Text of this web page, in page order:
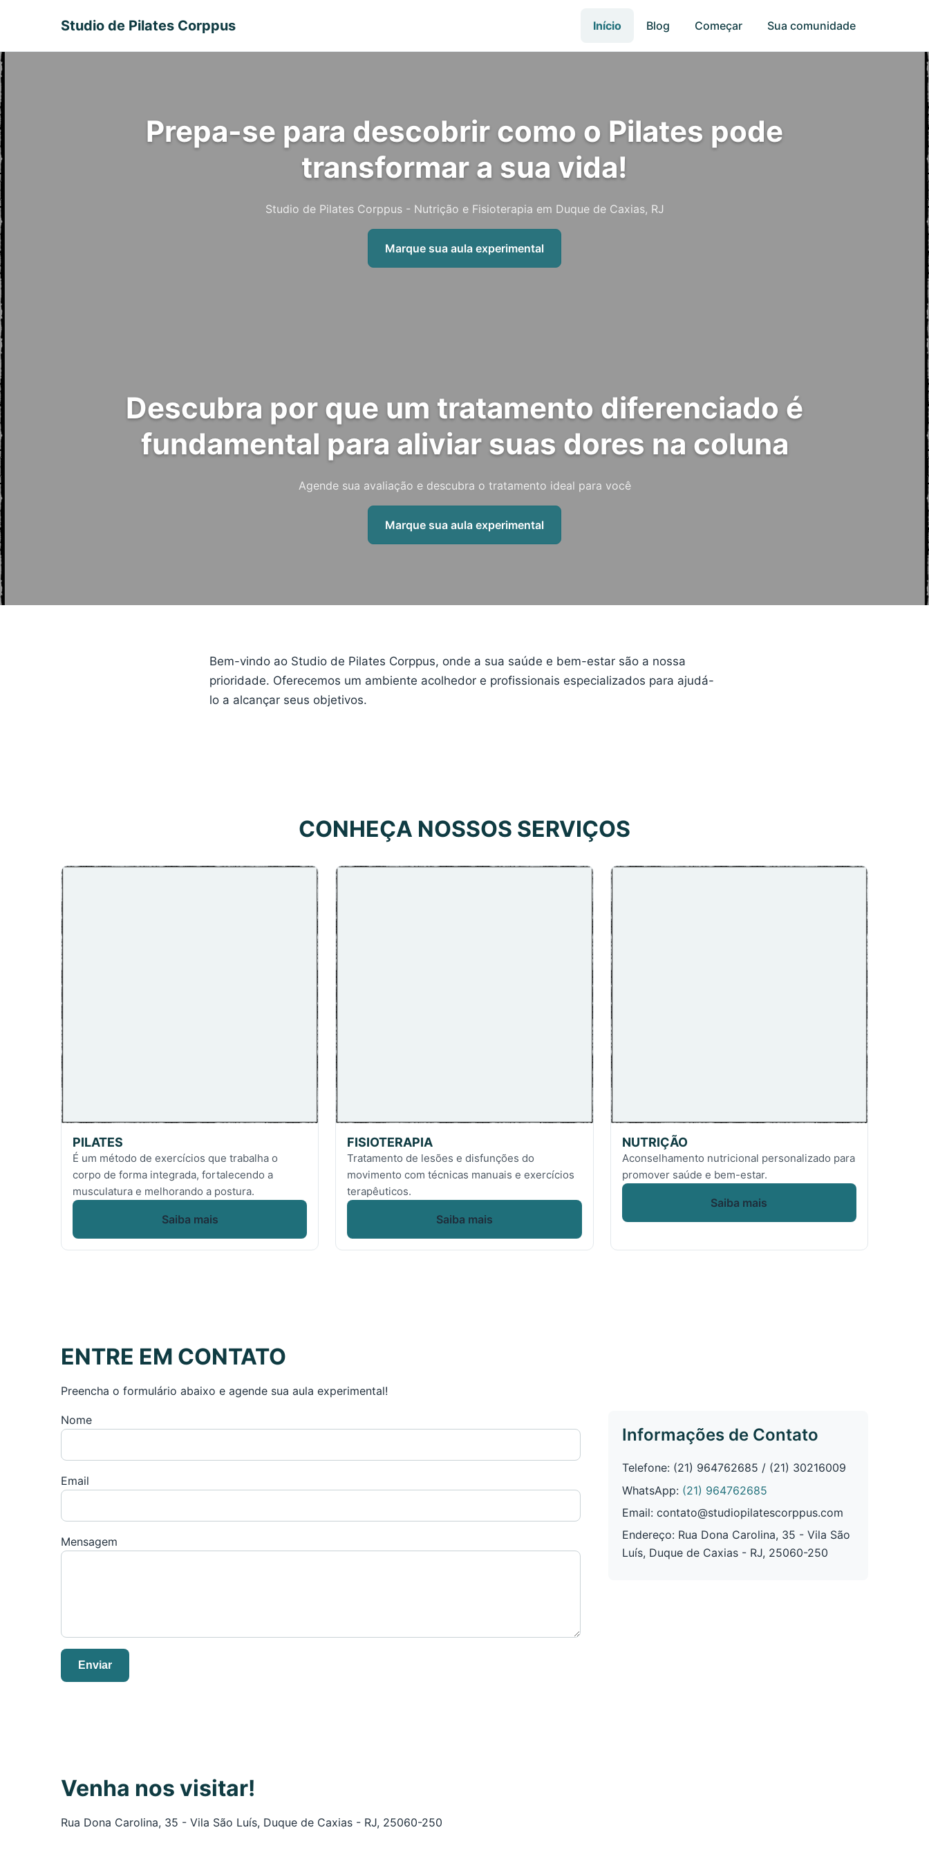
Studio de Pilates Corppus Início Blog Começar Sua comunidade
Prepa-se para descobrir como o Pilates pode
transformar a sua vida!
Studio de Pilates Corppus - Nutrição e Fisioterapia em Duque de Caxias, RJ
Marque sua aula experimental
Descubra por que um tratamento diferenciado é
fundamental para aliviar suas dores na coluna
Agende sua avaliação e descubra o tratamento ideal para você
Marque sua aula experimental
Bem-vindo ao Studio de Pilates Corppus, onde a sua saúde e bem-estar são a nossa
prioridade. Oferecemos um ambiente acolhedor e profissionais especializados para ajudá-
lo a alcançar seus objetivos.
CONHEÇA NOSSOS SERVIÇOS
PILATES
É um método de exercícios que trabalha o
corpo de forma integrada, fortalecendo a
musculatura e melhorando a postura.
Saiba mais
FISIOTERAPIA
Tratamento de lesões e disfunções do
movimento com técnicas manuais e exercícios
terapêuticos.
Saiba mais
NUTRIÇÃO
Aconselhamento nutricional personalizado para
promover saúde e bem-estar.
Saiba mais
ENTRE EM CONTATO
Preencha o formulário abaixo e agende sua aula experimental!
Nome
Email
Mensagem
Enviar
Informações de Contato
Telefone: (21) 964762685 / (21) 30216009
WhatsApp: (21) 964762685
Email: contato@studiopilatescorppus.com
Endereço: Rua Dona Carolina, 35 - Vila São
Luís, Duque de Caxias - RJ, 25060-250
Venha nos visitar!
Rua Dona Carolina, 35 - Vila São Luís, Duque de Caxias - RJ, 25060-250